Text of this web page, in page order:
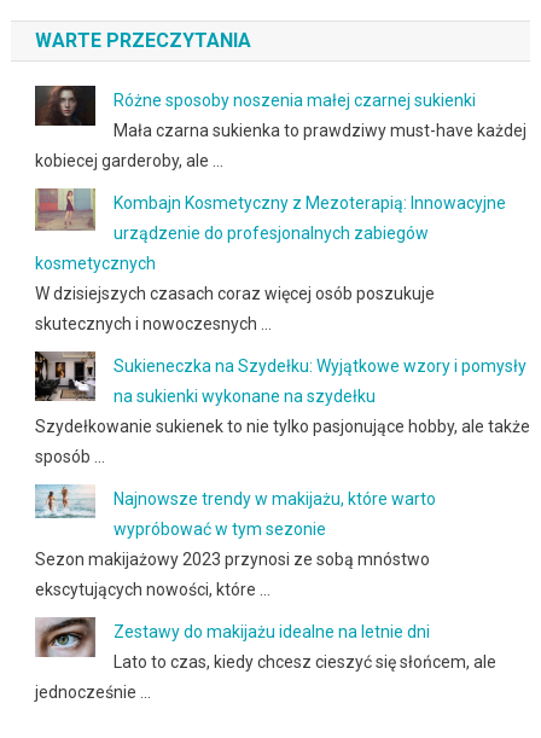
WARTE PRZECZYTANIA
Różne sposoby noszenia małej czarnej sukienki
Mała czarna sukienka to prawdziwy must-have każdej
kobiecej garderoby, ale …
Kombajn Kosmetyczny z Mezoterapią: Innowacyjne
urządzenie do profesjonalnych zabiegów
kosmetycznych
W dzisiejszych czasach coraz więcej osób poszukuje
skutecznych i nowoczesnych …
Sukieneczka na Szydełku: Wyjątkowe wzory i pomysły
na sukienki wykonane na szydełku
Szydełkowanie sukienek to nie tylko pasjonujące hobby, ale także
sposób …
Najnowsze trendy w makijażu, które warto
wypróbować w tym sezonie
Sezon makijażowy 2023 przynosi ze sobą mnóstwo
ekscytujących nowości, które …
Zestawy do makijażu idealne na letnie dni
Lato to czas, kiedy chcesz cieszyć się słońcem, ale
jednocześnie …